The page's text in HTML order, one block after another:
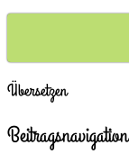
Übersetzen
Beitragsnavigation